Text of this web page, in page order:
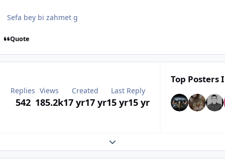
Sefa bey bi zahmet g
Quote
Replies
542
Views
185.2k
Created
17 yr17 yr
Last Reply
15 yr15 yr
Top Posters
Expand topic overview